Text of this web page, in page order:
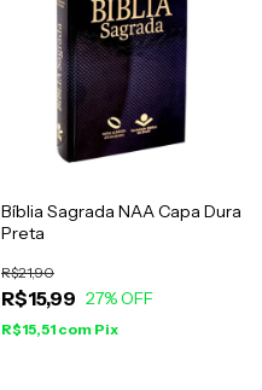
Bíblia Sagrada NAA Capa Dura
Preta
R$15,99
R$21,90
27% OFF
R$15,51 com Pix